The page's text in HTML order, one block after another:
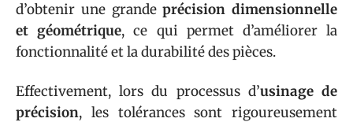
d’obtenir une grandeprécision dimensionnelle
et géométrique, ce qui permet d’améliorer la
fonctionnalité et la durabilité des pièces.
Effectivement, lors du processus d’usinage de
précision, les tolérances sont rigoureusement